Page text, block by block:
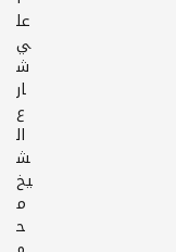
عل
ي
ش
ار
ع
ال
ش
يخ
م
ح